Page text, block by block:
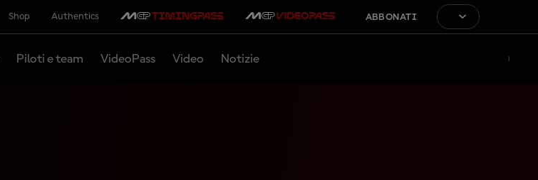
Shop Authentics ABBONATI
Piloti e team VideoPass Video Notizie